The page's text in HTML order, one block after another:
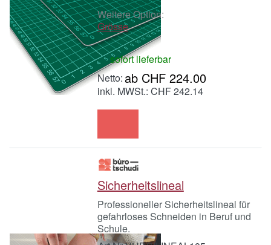
Weitere Option:
Grösse
sofort lieferbar
ab CHF 224.00
inkl. MWSt.: CHF 242.14
Sicherheitslineal
Professioneller Sicherheitslineal für
gefahrloses Schneiden in Beruf und
Schule.